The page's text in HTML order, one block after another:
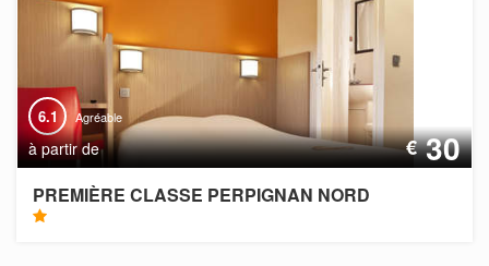
6.1 Agréable
à partir de €30
PREMIÈRE CLASSE PERPIGNAN NORD